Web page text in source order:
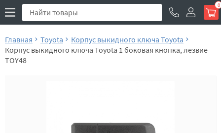
0
Главная Toyota
Корпус выкидного ключа Toyota
Корпус выкидного ключа Toyota 1 боковая кнопка, лезвие
TOY48